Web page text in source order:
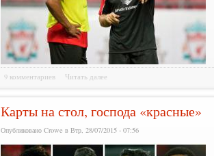
9 комментариев Читать далее
Карты на стол, господа «красные»
Опубликовано Crowe в Втр, 28/07/2015 - 07:56